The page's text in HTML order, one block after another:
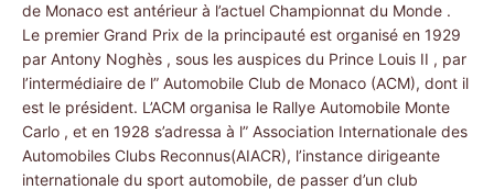
de Monaco est antérieur à l’actuel Championnat du Monde .
Le premier Grand Prix de la principauté est organisé en 1929
par Antony Noghès , sous les auspices du Prince Louis II , par
l’intermédiaire de l” Automobile Club de Monaco (ACM), dont il
est le président. L’ACM organisa le Rallye Automobile Monte
Carlo , et en 1928 s’adressa à l” Association Internationale des
Automobiles Clubs Reconnus(AIACR), l’instance dirigeante
internationale du sport automobile, de passer d’un club